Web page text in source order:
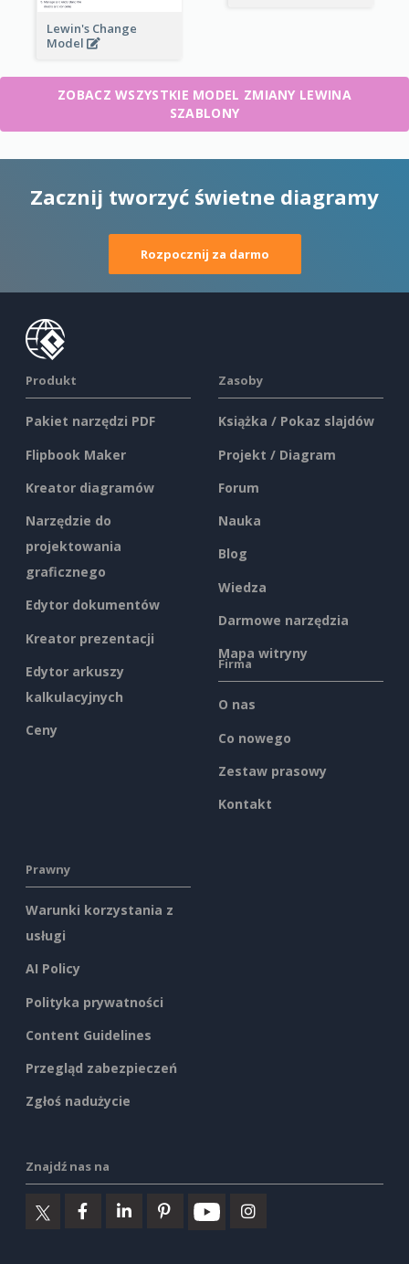
Lewin's Change
Model
ZOBACZ WSZYSTKIE MODEL ZMIANY LEWINA
SZABLONY
Zacznij tworzyć świetne diagramy
Rozpocznij za darmo
Produkt
Pakiet narzędzi PDF
Flipbook Maker
Kreator diagramów
Narzędzie do
projektowania
graficznego
Edytor dokumentów
Kreator prezentacji
Edytor arkuszy
kalkulacyjnych
Ceny
Zasoby
Książka / Pokaz slajdów
Projekt / Diagram
Forum
Nauka
Blog
Wiedza
Darmowe narzędzia
Mapa witryny
Firma
O nas
Co nowego
Zestaw prasowy
Kontakt
Prawny
Warunki korzystania z
usługi
AI Policy
Polityka prywatności
Content Guidelines
Przegląd zabezpieczeń
Zgłoś nadużycie
Znajdź nas na